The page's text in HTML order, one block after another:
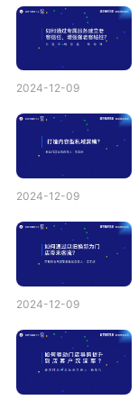
新零售资讯
私域课程
增长俱乐部
增长俱乐部
商家社区
合作共进
入驻有赞
认证服务商
有赞云
2024-12-09
2024-12-09
2024-12-09